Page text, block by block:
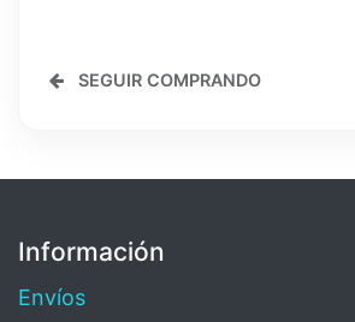
SEGUIR COMPRANDO
Información
Envíos